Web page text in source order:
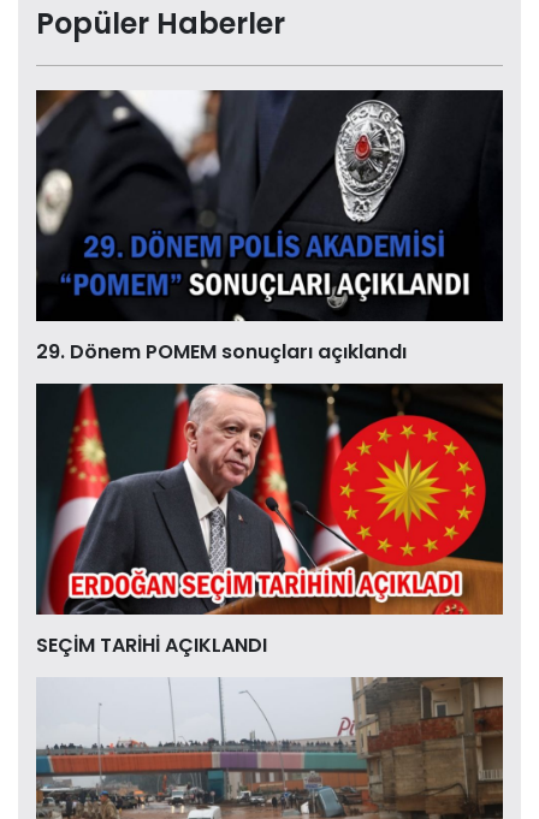
Popüler Haberler
29. Dönem POMEM sonuçları açıklandı
SEÇİM TARİHİ AÇIKLANDI